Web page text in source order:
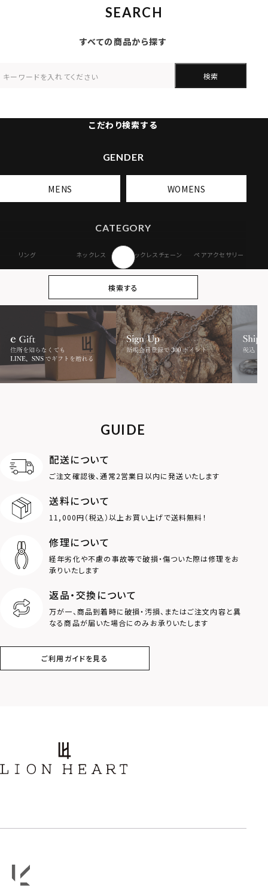
SEARCH
すべての商品から探す
検索
こだわり検索する
GENDER
MENS WOMENS
CATEGORY
リング ネックレス ネックレスチェーン ペアアクセサリー
オンラインストア
限定
ギフトボックス パーツ
MOTIF
ロゴ
コイン フェザー
スター ホースシュー
アラベスク スクロール
検索する
GUIDE
配送について
ご注文確認後、通常2営業日以内に発送いたします
送料について
11,000円（税込）以上お買い上げで送料無料！
修理について
経年劣化や不慮の事故等で破損・傷ついた際は修理をお
承りいたします
返品・交換について
万が一、商品到着時に破損・汚損、またはご注文内容と異
なる商品が届いた場合にのみお承りいたします
ご利用ガイドを見る